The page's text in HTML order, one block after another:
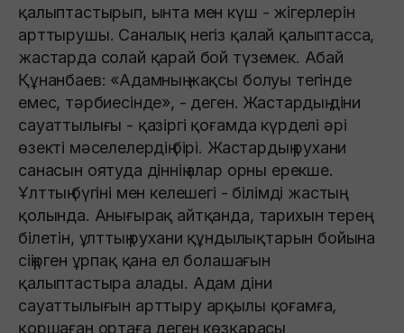
қалыптастырып, ынта мен күш - жігерлерін
арттырушы. Саналық негіз қалай қалыптасса,
жастарда солай қарай бой түземек. Абай
Құнанбаев: «Адамның жақсы болуы тегінде
емес, тәрбиесінде», - деген. Жастардың діни
сауаттылығы - қазіргі қоғамда күрделі әрі
өзекті мәселелердің бірі. Жастардың рухани
санасын оятуда діннің алар орны ерекше.
Ұлттың бүгіні мен келешегі - білімді жастың
қолында. Анығырақ айтқанда, тарихын терең
білетін, ұлттың рухани құндылықтарын бойына
сіңірген ұрпақ қана ел болашағын
қалыптастыра алады. Адам діни
сауаттылығын арттыру арқылы қоғамға,
қоршаған ортаға деген көзқарасы